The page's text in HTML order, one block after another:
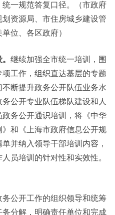
一规范答复口径。（市政府
资源局、市住房城乡建设管
位、各区政府）
继续加强全市统一培训，围
工作，组织直达基层的专题
断提升政务公开队伍业务水
公开专业队伍梯队建设和人
务公开通识培训，将《中华
和《上海市政府信息公开规
并纳入领导干部培训内容，
员培训的针对性和实效性。
公开工作的组织领导和统筹
分解，明确责任单位和完成